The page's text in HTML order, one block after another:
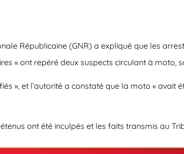
Républicaine (GNR) a expliqué que les
« ont repéré deux suspects circulant à moto,
», et l’autorité a constaté que la moto « avait
ont été inculpés et les faits transmis au